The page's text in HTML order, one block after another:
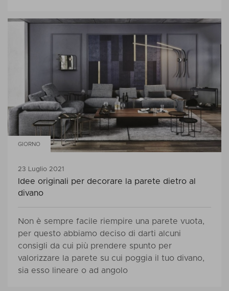
GIORNO
23 Luglio 2021
Idee originali per decorare la parete dietro al
divano
Non è sempre facile riempire una parete vuota,
per questo abbiamo deciso di darti alcuni
consigli da cui più prendere spunto per
valorizzare la parete su cui poggia il tuo divano,
sia esso lineare o ad angolo